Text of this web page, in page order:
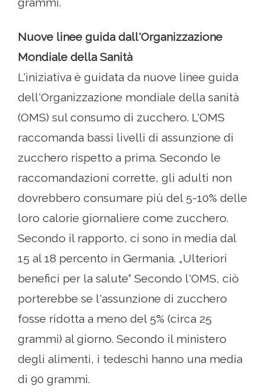
Nuove linee guida dall'Organizzazione
Mondiale della Sanità
L'iniziativa è guidata da nuove linee guida
dell'Organizzazione mondiale della sanità
(OMS) sul consumo di zucchero. L'OMS
raccomanda bassi livelli di assunzione di
zucchero rispetto a prima. Secondo le
raccomandazioni corrette, gli adulti non
dovrebbero consumare più del 5-10% delle
loro calorie giornaliere come zucchero.
Secondo il rapporto, ci sono in media dal
15 al 18 percento in Germania. „Ulteriori
benefici per la salute“ Secondo l'OMS, ciò
porterebbe se l'assunzione di zucchero
fosse ridotta a meno del 5% (circa 25
grammi) al giorno. Secondo il ministero
degli alimenti, i tedeschi hanno una media
di 90 grammi.